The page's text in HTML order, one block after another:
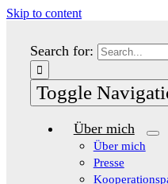
Skip to content
Search for:
Toggle
Über mich
Über mich
Presse